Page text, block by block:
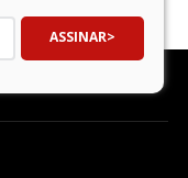
ASSINAR